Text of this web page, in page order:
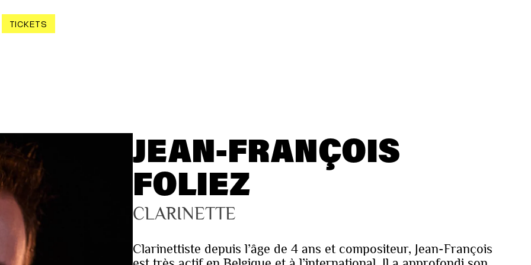
TICKETS
JEAN-FRANÇOIS
FOLIEZ
CLARINETTE
Clarinettiste depuis l’âge de 4 ans et compositeur, Jean-François